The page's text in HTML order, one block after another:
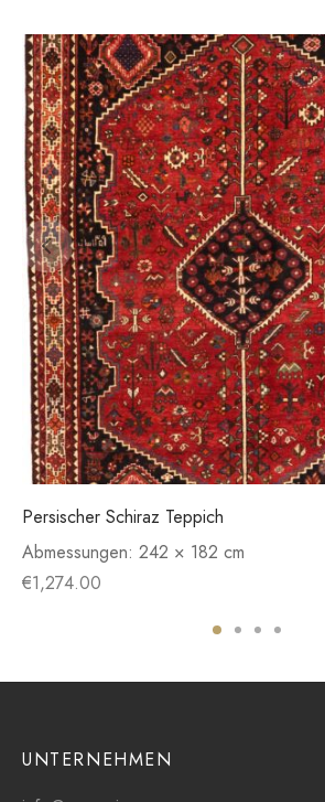
Persischer Schiraz Teppich
Abmessungen: 242 × 182 cm
€1,274.00
UNTERNEHMEN